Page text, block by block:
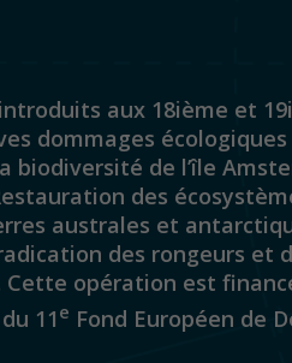
aux 18ième et
dommages
biodiversité de l’île
des
australes et
des rongeurs et
Cette opération est
11 e Fond Européen de